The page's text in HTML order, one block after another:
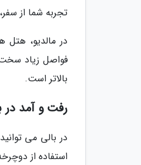
تجربه شما از
در مالدیو، هتل
فواصل زیاد سخت
بالاتر است.
رفت و آمد در
در بالی می
استفاده از